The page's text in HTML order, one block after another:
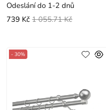
Odeslání do 1-2 dnů
739 Kč 1 055.71 Kč
- 30%